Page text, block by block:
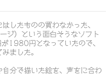
したものの買わなかった、
ージ）という面白そうなソフト
1980円となっていたので、
ました。
分で描いた絵を、声をに合わ